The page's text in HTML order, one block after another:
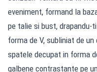
eveniment, formand la
pe talie si bust,
forma de V, subliniat de
spatele decupat in forma
galbene contrastante pe